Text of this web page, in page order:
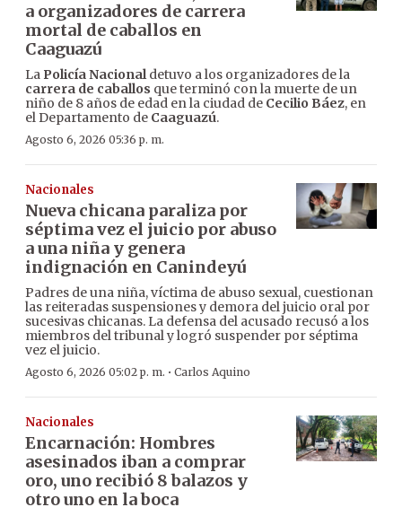
a organizadores de carrera
mortal de caballos en
Caaguazú
La Policía Nacionaldetuvo a los organizadores de la
carrera de caballos que terminó con la muerte de un
niño de 8 años de edad en la ciudad de Cecilio Báez, en
el Departamento de Caaguazú.
Agosto 6, 2026 05:36 p. m.
Nacionales
Nueva chicana paraliza por
séptima vez el juicio por abuso
a una niña y genera
indignación en Canindeyú
Padres de una niña, víctima de abuso sexual, cuestionan
las reiteradas suspensiones y demora del juicio oral por
sucesivas chicanas. La defensa del acusado recusó a los
miembros del tribunal y logró suspender por séptima
vez el juicio.
Agosto 6, 2026 05:02 p. m. · Carlos Aquino
Nacionales
Encarnación: Hombres
asesinados iban a comprar
oro, uno recibió 8 balazos y
otro uno en la boca